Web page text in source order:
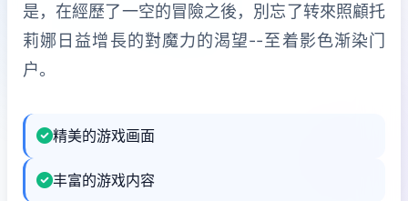
是，在經歷了一空的冒險之後，別忘了转來照顧托
莉娜日益增長的對魔力的渴望--至着影色渐染门
户。
精美的游戏画面
丰富的游戏内容